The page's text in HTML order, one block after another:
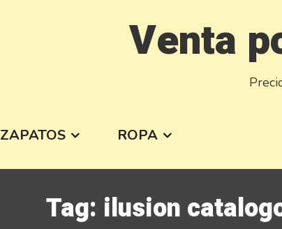
Venta
ZAPATOS ROPA
Tag: ilusion